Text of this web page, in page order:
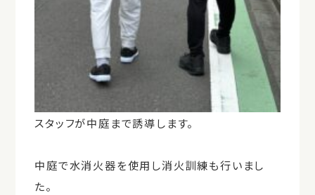
スタッフが中庭まで誘導します。
中庭で水消火器を使用し消火訓練も行いまし
た。